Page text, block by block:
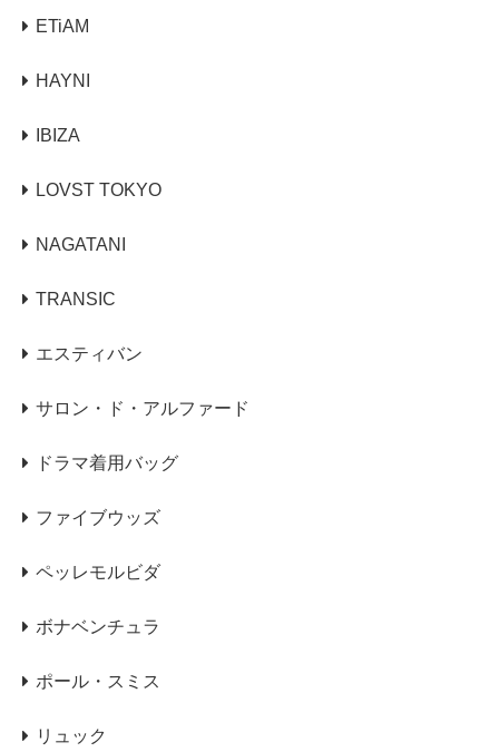
ETiAM
HAYNI
IBIZA
LOVST TOKYO
NAGATANI
TRANSIC
エスティバン
サロン・ド・アルファード
ドラマ着用バッグ
ファイブウッズ
ペッレモルビダ
ボナベンチュラ
ポール・スミス
リュック